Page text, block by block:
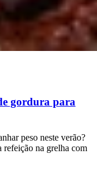
gordura para
peso neste verão?
refeição na grelha com